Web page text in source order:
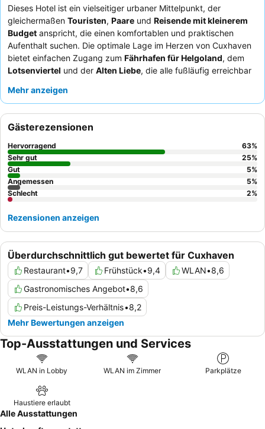
Dieses Hotel ist ein vielseitiger urbaner Mittelpunkt, der
gleichermaßen Touristen, Paare und Reisende mit kleinerem
Budget anspricht, die einen komfortablen und praktischen
Aufenthalt suchen. Die optimale Lage im Herzen von Cuxhaven
bietet einfachen Zugang zum Fährhafen für Helgoland, dem
Lotsenviertel und der Alten Liebe, die alle fußläufig erreichbar
Zimmerangebot mit einem
loben durchweg die
Personals und das „fabelhafte“ und „hervorragende“
Frühstücksbuffet
hochwertigen Produkten. Für ein ruhigeres Erlebnis können
Gäste ein Zimmer mit Gartenblick anfragen.
Mehr anzeigen
Überdurchschnittlich gut bewertet für Cuxhaven
Restaurant•9,7 Frühstück•9,4 WLAN•8,6
Gastronomisches Angebot•8,6
Preis-Leistungs-Verhältnis•8,2
Mehr Bewertungen anzeigen
Gästerezensionen
Hervorragend 63%
Sehr gut
25%
Gut
5%
Angemessen
5%
Schlecht
2%
Rezensionen anzeigen
Top-Ausstattungen und Services
WLAN in Lobby WLAN im Zimmer Parkplätze
Haustiere erlaubt
Alle Ausstattungen